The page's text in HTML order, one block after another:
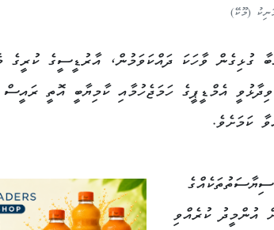
(މޫކޭ)
ގުޅިގެން ވާހަކަ ދައްކަވަމުން، އާރުޑީސީގެ ކުރީގެ
އެމްޑީޕީގެ ހަމަޖެހުމާއި ކާމިޔާބީ އޮތީ ރައީސް
ކަމަށެވެ.
އުންމީދު ކުރެއްވި